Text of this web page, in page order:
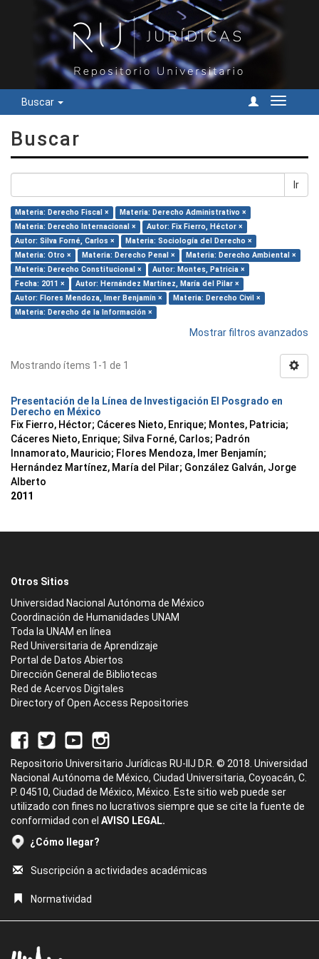
Buscar
Cambiar
Buscar
Ir
Materia: Derecho Fiscal ×
Materia: Derecho Administrativo ×
Materia: Derecho Internacional ×
Autor: Fix Fierro, Héctor ×
Autor: Silva Forné, Carlos ×
Materia: Sociología del Derecho ×
Materia: Otro ×
Materia: Derecho Penal ×
Materia: Derecho Ambiental ×
Materia: Derecho Constitucional ×
Autor: Montes, Patricia ×
Fecha: 2011 ×
Autor: Hernández Martínez, María del Pilar ×
Autor: Flores Mendoza, Imer Benjamín ×
Materia: Derecho Civil ×
Materia: Derecho de la Información ×
Mostrar filtros avanzados
Mostrando ítems 1-1 de 1
Presentación de la Línea de Investigación El Posgrado en
Derecho en México
Fix Fierro, Héctor; Cáceres Nieto, Enrique; Montes, Patricia;
Cáceres Nieto, Enrique; Silva Forné, Carlos; Padrón
Innamorato, Mauricio; Flores Mendoza, Imer Benjamín;
Hernández Martínez, María del Pilar; González Galván, Jorge
Alberto
2011
Otros Sitios
Universidad Nacional Autónoma de México
Coordinación de Humanidades UNAM
Toda la UNAM en línea
Red Universitaria de Aprendizaje
Portal de Datos Abiertos
Dirección General de Bibliotecas
Red de Acervos Digitales
Directory of Open Access Repositories
Repositorio Universitario Jurídicas RU-IIJ D.R. © 2018. Universidad
Nacional Autónoma de México, Ciudad Universitaria, Coyoacán, C.
P. 04510, Ciudad de México, México. Este sitio web puede ser
utilizado con fines no lucrativos siempre que se cite la fuente de
conformidad con el AVISO LEGAL.
¿Cómo llegar?
Suscripción a actividades académicas
Normatividad